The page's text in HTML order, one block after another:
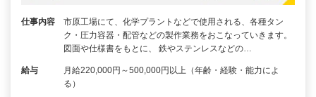
仕事内容
市原工場にて、化学プラントなどで使用される、各種タン
ク・圧力容器・配管などの製作業務をおこなっていきます。
図面や仕様書をもとに、 鉄やステンレスなどの…
給与
月給220,000円～500,000円以上（年齢・経験・能力によ
る）